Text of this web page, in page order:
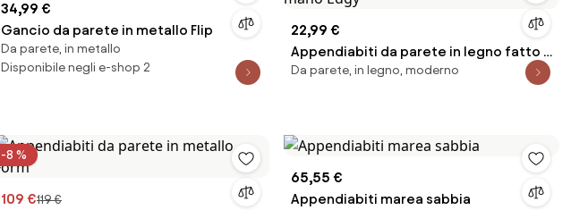
34,99 €
Gancio da parete in metallo Flip
Da parete, in metallo
Disponibile negli e-shop 2
22,99 €
Appendiabiti da parete in legno fatto a
mano Edgy
Da parete, in legno, moderno
-8 %
109 €119 €
65,55 €
Appendiabiti marea sabbia